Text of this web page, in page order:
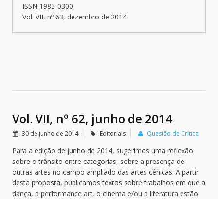
ISSN 1983-0300
Vol. VII, nº 63, dezembro de 2014
Vol. VII, nº 62, junho de 2014
30 de junho de 2014 Editoriais Questão de Crítica
Para a edição de junho de 2014, sugerimos uma reflexão
sobre o trânsito entre categorias, sobre a presença de
outras artes no campo ampliado das artes cênicas. A partir
desta proposta, publicamos textos sobre trabalhos em que a
dança, a performance art, o cinema e/ou a literatura estão